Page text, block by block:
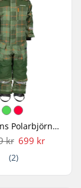
Didriksons Polarbjörnen Børn Flyverdragt
kr 699 kr
(2)